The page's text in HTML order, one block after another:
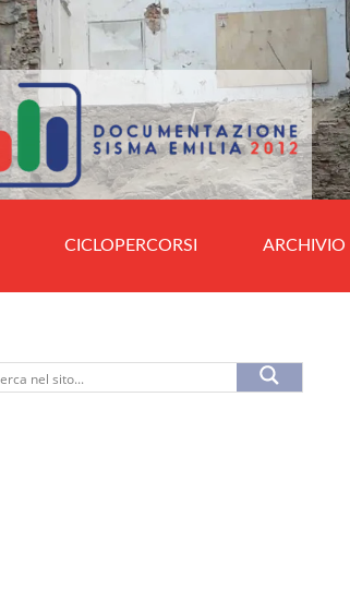
CICLOPERCORSI ARCHIVIO